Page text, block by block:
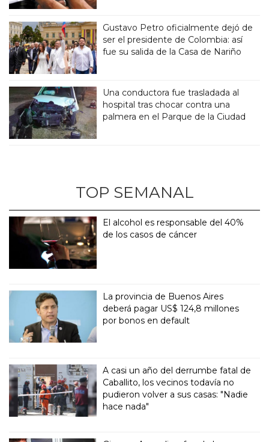
Gustavo Petro oficialmente dejó de
ser el presidente de Colombia: así
fue su salida de la Casa de Nariño
Una conductora fue trasladada al
hospital tras chocar contra una
palmera en el Parque de la Ciudad
TOP SEMANAL
El alcohol es responsable del 40%
de los casos de cáncer
La provincia de Buenos Aires
deberá pagar US$ 124,8 millones
por bonos en default
A casi un año del derrumbe fatal de
Caballito, los vecinos todavía no
pudieron volver a sus casas: "Nadie
hace nada"